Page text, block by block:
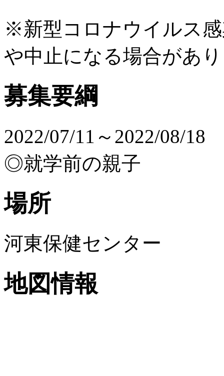
※新型コロナウイルス
や中止になる場合があ
募集要綱
2022/07/11～2022/08/18
◎就学前の親子
場所
河東保健センター
地図情報